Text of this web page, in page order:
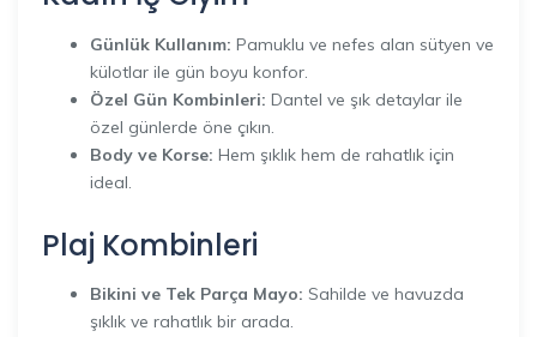
Günlük Kullanım: Pamuklu ve nefes alan sütyen ve
külotlar ile gün boyu konfor.
Özel Gün Kombinleri: Dantel ve şık detaylar ile
özel günlerde öne çıkın.
Body ve Korse: Hem şıklık hem de rahatlık için
ideal.
Plaj Kombinleri
Bikini ve Tek Parça Mayo: Sahilde ve havuzda
şıklık ve rahatlık bir arada.